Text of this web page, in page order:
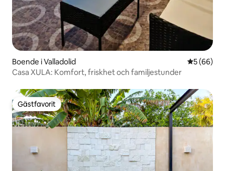
Boende i Valladolid 5 av 5 i
5 (66)
Casa XULA: Komfort, friskhet och familjestunder
Gästfavorit
Gästfavorit